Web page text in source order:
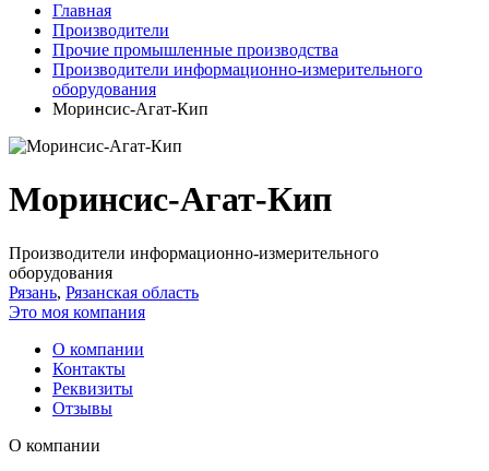
Главная
Производители
Прочие промышленные производства
Производители информационно-измерительного
оборудования
Моринсис-Агат-Кип
Моринсис-Агат-Кип
Производители информационно-измерительного
оборудования
Рязань, Рязанская область
Это моя компания
О компании
Контакты
Реквизиты
Отзывы
О компании